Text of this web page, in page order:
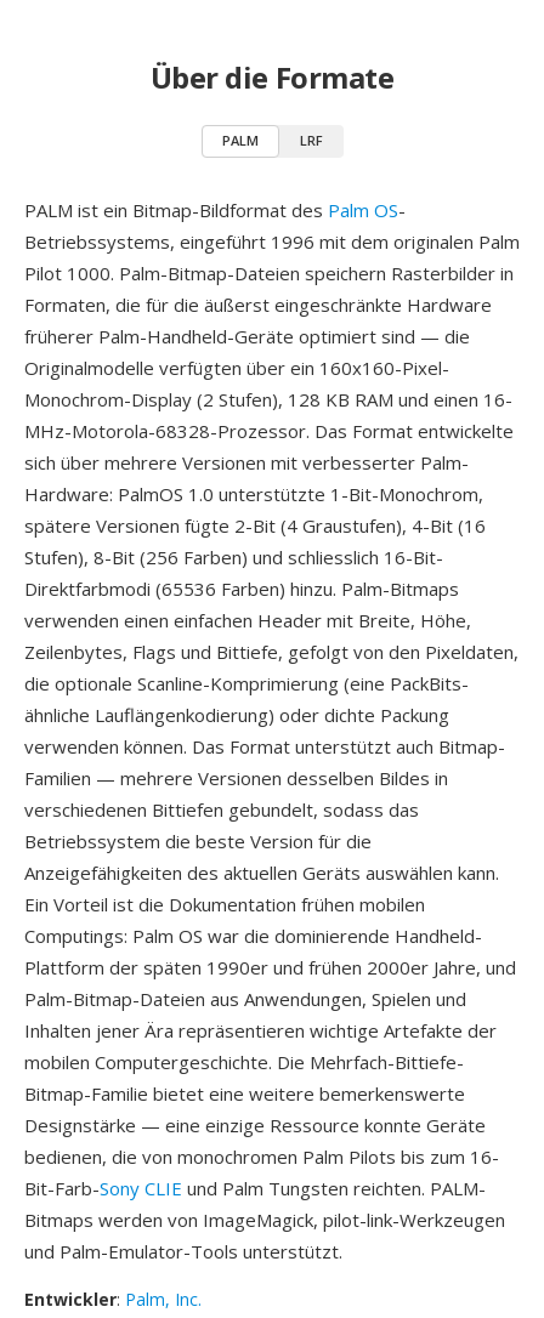
Über die Formate
PALM LRF
PALM ist ein Bitmap-Bildformat des Palm OS-
Betriebssystems, eingeführt 1996 mit dem originalen Palm
Pilot 1000. Palm-Bitmap-Dateien speichern Rasterbilder in
Formaten, die für die äußerst eingeschränkte Hardware
früherer Palm-Handheld-Geräte optimiert sind — die
Originalmodelle verfügten über ein 160x160-Pixel-
Monochrom-Display (2 Stufen), 128 KB RAM und einen 16-
MHz-Motorola-68328-Prozessor. Das Format entwickelte
sich über mehrere Versionen mit verbesserter Palm-
Hardware: PalmOS 1.0 unterstützte 1-Bit-Monochrom,
spätere Versionen fügte 2-Bit (4 Graustufen), 4-Bit (16
Stufen), 8-Bit (256 Farben) und schliesslich 16-Bit-
Direktfarbmodi (65536 Farben) hinzu. Palm-Bitmaps
verwenden einen einfachen Header mit Breite, Höhe,
Zeilenbytes, Flags und Bittiefe, gefolgt von den Pixeldaten,
die optionale Scanline-Komprimierung (eine PackBits-
ähnliche Lauflängenkodierung) oder dichte Packung
verwenden können. Das Format unterstützt auch Bitmap-
Familien — mehrere Versionen desselben Bildes in
verschiedenen Bittiefen gebundelt, sodass das
Betriebssystem die beste Version für die
Anzeigefähigkeiten des aktuellen Geräts auswählen kann.
Ein Vorteil ist die Dokumentation frühen mobilen
Computings: Palm OS war die dominierende Handheld-
Plattform der späten 1990er und frühen 2000er Jahre, und
Palm-Bitmap-Dateien aus Anwendungen, Spielen und
Inhalten jener Ära repräsentieren wichtige Artefakte der
mobilen Computergeschichte. Die Mehrfach-Bittiefe-
Bitmap-Familie bietet eine weitere bemerkenswerte
Designstärke — eine einzige Ressource konnte Geräte
bedienen, die von monochromen Palm Pilots bis zum 16-
Bit-Farb-Sony CLIE und Palm Tungsten reichten. PALM-
Bitmaps werden von ImageMagick, pilot-link-Werkzeugen
und Palm-Emulator-Tools unterstützt.
Entwickler: Palm, Inc.